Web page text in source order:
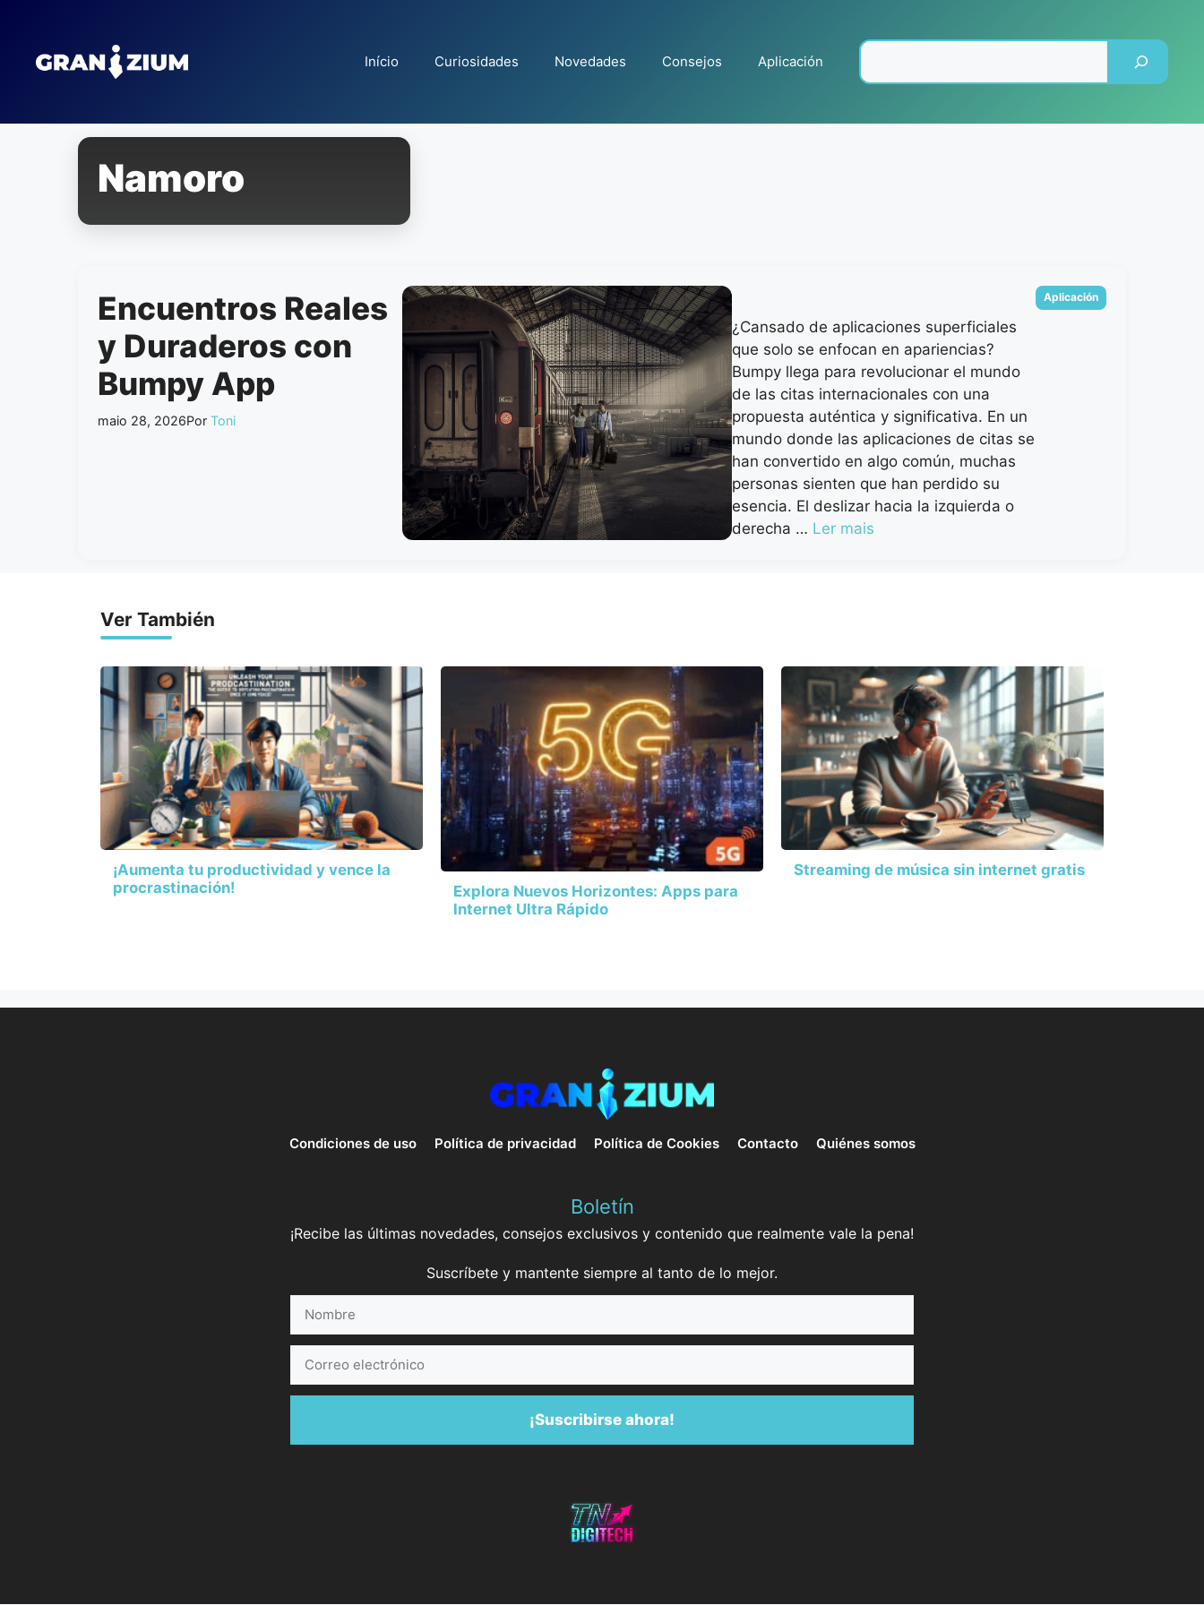
Início Curiosidades Novedades Consejos Aplicación
Namoro
Encuentros Reales
y Duraderos con
Bumpy App
maio 28, 2026Por Toni
¿Cansado de aplicaciones superficiales
que solo se enfocan en apariencias?
Bumpy llega para revolucionar el mundo
de las citas internacionales con una
propuesta auténtica y significativa. En un
mundo donde las aplicaciones de citas se
han convertido en algo común, muchas
personas sienten que han perdido su
esencia. El deslizar hacia la izquierda o
derecha … Ler mais
Categorias
Aplicación
Ver También
¡Aumenta tu productividad y vence la
procrastinación!
Explora Nuevos Horizontes: Apps para
Internet Ultra Rápido
Streaming de música sin internet gratis
Condiciones de uso Política de privacidad Política de Cookies Contacto Quiénes somos
Boletín
¡Recibe las últimas novedades, consejos exclusivos y contenido que realmente vale la pena!
Suscríbete y mantente siempre al tanto de lo mejor.
electrónico
¡Suscribirse ahora!